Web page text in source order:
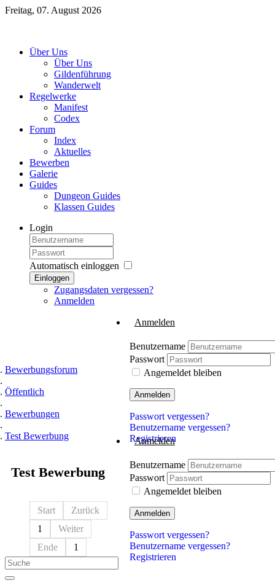
Freitag, 07. August 2026
Über Uns
Über Uns
Gildenführung
Wanderwelt
Regelwerke
Manifest
Codex
Forum
Index
Aktuelles
Bewerben
Galerie
Guides
Dungeon Guides
Klassen Guides
Login
Automatisch einloggen
Einloggen
Zugangsdaten vergessen?
Anmelden
Anmelden
Benutzername
Passwort
Angemeldet bleiben
Anmelden
Passwort vergessen?
Benutzername vergessen?
Registrieren
Anmelden
Benutzername
Passwort
Angemeldet bleiben
Anmelden
Passwort vergessen?
Benutzername vergessen?
Registrieren
Bewerbungsforum
Öffentlich
Bewerbungen
Test Bewerbung
Test Bewerbung
Start
Zurück
1
Weiter
Ende
1